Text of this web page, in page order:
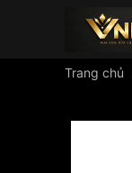
Trang chủ